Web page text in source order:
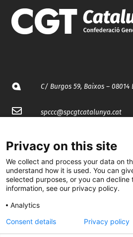
C/ Burgos 59, Baixos – 08014
spccc@spcgtcatalunya.cat
@CGTCatalunya
cgtcatalunya
CGTCatalunya
cgtcatalunya
Privacy on this site
We collect and process your data on
understand how it is used. You can
selected purposes, or you can decline
information, see our privacy policy.
Analytics
Consent details
Privacy policy